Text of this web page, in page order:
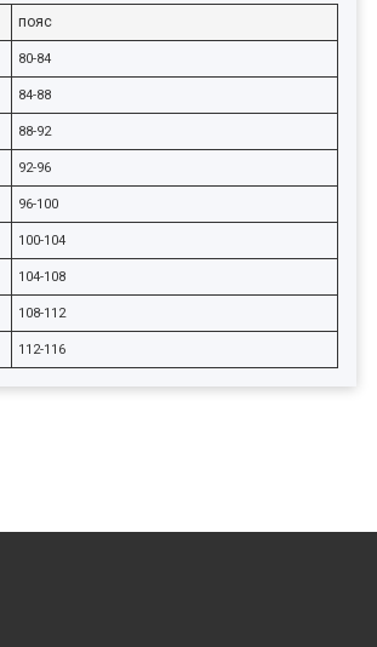
пояс
80-84
84-88
88-92
92-96
96-100
100-104
104-108
108-112
112-116